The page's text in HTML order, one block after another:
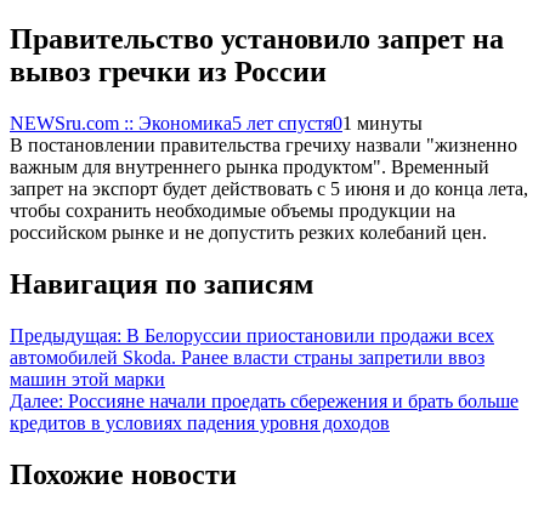
Правительство установило запрет на
вывоз гречки из России
NEWSru.com :: Экономика5 лет спустя01 минуты
В постановлении правительства гречиху назвали "жизненно
важным для внутреннего рынка продуктом". Временный
запрет на экспорт будет действовать с 5 июня и до конца лета,
чтобы сохранить необходимые объемы продукции на
российском рынке и не допустить резких колебаний цен.
Навигация по записям
Предыдущая: В Белоруссии приостановили продажи всех
автомобилей Skoda. Ранее власти страны запретили ввоз
машин этой марки
Далее: Россияне начали проедать сбережения и брать больше
кредитов в условиях падения уровня доходов
Похожие новости